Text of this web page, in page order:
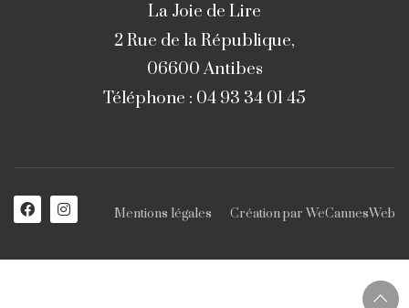
La Joie de Lire
2 Rue de la République,
06600 Antibes
Téléphone : 04 93 34 01 45
Mentions légales Création par WeCannesWeb